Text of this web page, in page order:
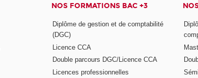
NOS FORMATIONS BAC +3
Diplôme de gestion et de comptabilité
(DGC)
Licence CCA
Double parcours DGC/Licence CCA
Licences professionnelles